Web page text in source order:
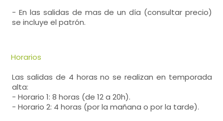
- En las salidas de mas de un día (consultar precio)
se incluye el patrón.
Horarios
Las salidas de 4 horas no se realizan en temporada
alta:
- Horario 1: 8 horas (de 12 a 20h).
- Horario 2: 4 horas (por la mañana o por la tarde).